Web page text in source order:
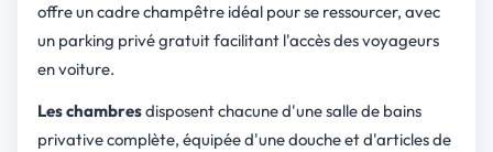
offre un cadre champêtre idéal pour se ressourcer, avec
un parking privé gratuit facilitant l'accès des voyageurs
en voiture.
Les chambresdisposent chacune d'une salle de bains
privative complète, équipée d'une douche et d'articles de